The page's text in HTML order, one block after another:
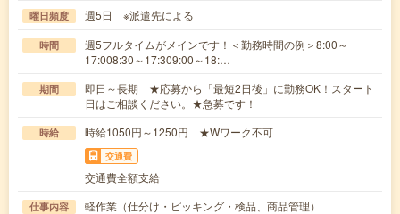
曜日頻度 週5日 ※派遣先による
時間
週5フルタイムがメインです！＜勤務時間の例＞8:00～
17:008:30～17:309:00～18:…
期間
即日～長期 ★応募から「最短2日後」に勤務OK！スタート
日はご相談ください。★急募です！
時給 時給1050円～1250円 ★Wワーク不可
交通費
交通費全額支給
仕事内容
軽作業（仕分け・ピッキング・検品、商品管理）